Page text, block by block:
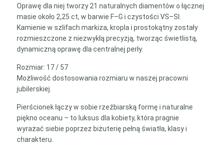
Oprawę dla niej tworzy 21 naturalnych diamentów o łącznej
masie około 2,25 ct, w barwie F–G i czystości VS–SI.
Kamienie w szlifach markiza, kropla i prostokątny zostały
rozmieszczone z niezwykłą precyzją, tworząc świetlistą,
dynamiczną oprawę dla centralnej perły.
Rozmiar: 17 / 57
Możliwość dostosowania rozmiaru w naszej pracowni
jubilerskiej.
Pierścionek łączy w sobie rzeźbiarską formę i naturalne
piękno oceanu – to luksus dla kobiety, która pragnie
wyrażać siebie poprzez biżuterię pełną światła, klasy i
charakteru.